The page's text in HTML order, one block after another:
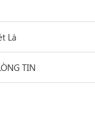
Lá
TIN